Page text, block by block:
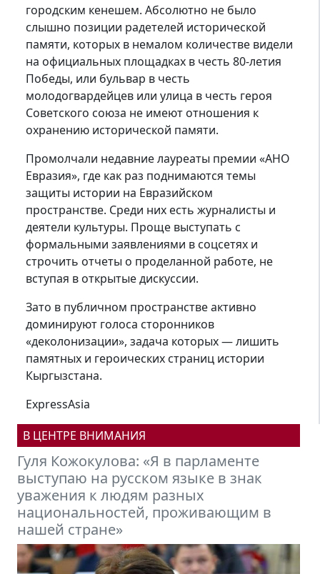
городским кенешем. Абсолютно не было
слышно позиции радетелей исторической
памяти, которых в немалом количестве видели
на официальных площадках в честь 80-летия
Победы, или бульвар в честь
молодогвардейцев или улица в честь героя
Советского союза не имеют отношения к
охранению исторической памяти.
Промолчали недавние лауреаты премии «АНО
Евразия», где как раз поднимаются темы
защиты истории на Евразийском
пространстве. Среди них есть журналисты и
деятели культуры. Проще выступать с
формальными заявлениями в соцсетях и
строчить отчеты о проделанной работе, не
вступая в открытые дискуссии.
Зато в публичном пространстве активно
доминируют голоса сторонников
«деколонизации», задача которых — лишить
памятных и героических страниц истории
Кыргызстана.
ExpressAsia
В ЦЕНТРЕ ВНИМАНИЯ
Михаил Петров: Кыргызстану нужно
встраиваться в новую финансовую
модель мира, формирующуюся под
эгидой БРИКС